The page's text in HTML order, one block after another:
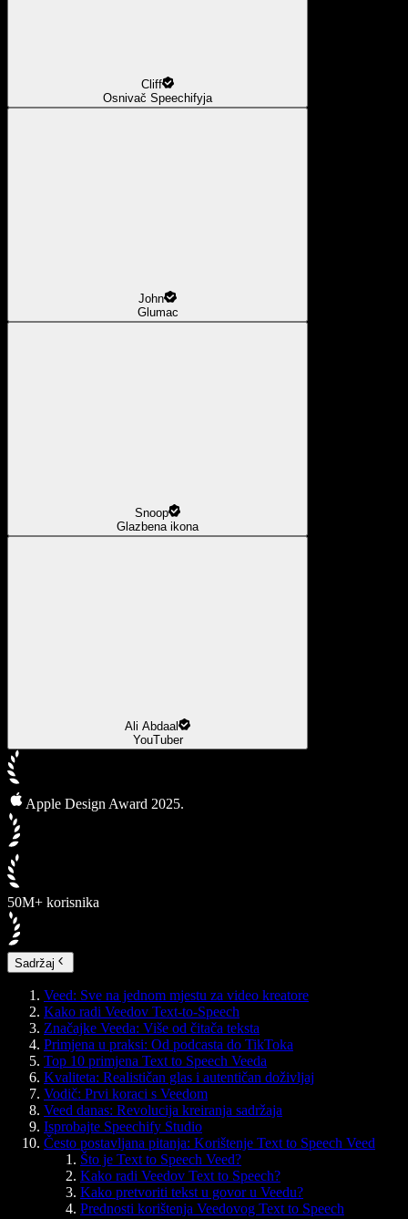
Cliff
Osnivač Speechifyja
John
Glumac
Snoop
Glazbena ikona
Ali Abdaal
YouTuber
Apple Design Award 2025.
50M+ korisnika
Sadržaj
Veed: Sve na jednom mjestu za video kreatore
Kako radi Veedov Text-to-Speech
Značajke Veeda: Više od čitača teksta
Primjena u praksi: Od podcasta do TikToka
Top 10 primjena Text to Speech Veeda
Kvaliteta: Realističan glas i autentičan doživljaj
Vodič: Prvi koraci s Veedom
Veed danas: Revolucija kreiranja sadržaja
Isprobajte Speechify Studio
Često postavljana pitanja: Korištenje Text to Speech Veed
Što je Text to Speech Veed?
Kako radi Veedov Text to Speech?
Kako pretvoriti tekst u govor u Veedu?
Prednosti korištenja Veedovog Text to Speech